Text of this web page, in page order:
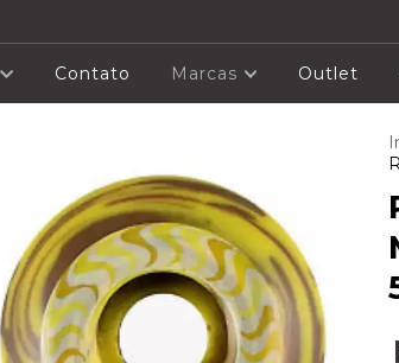
Contato Marcas Outlet